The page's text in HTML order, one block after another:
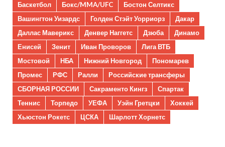
Баскетбол
Бокс/MMA/UFC
Бостон Селтикс
Вашингтон Уизардс
Голден Стэйт Уорриорз
Дакар
Даллас Маверикс
Денвер Наггетс Дзюба
Динамо
Енисей
Зенит Иван Проворов
Лига ВТБ
Мостовой
НБА Нижний Новгород
Пономарев
Промес
РФС Ралли
Российские трансферы
СБОРНАЯ РОССИИ
Сакраменто Кингз
Спартак
Теннис
Торпедо УЕФА Уэйн Гретцки
Хоккей
Хьюстон Рокетс
ЦСКА Шарлотт Хорнетс